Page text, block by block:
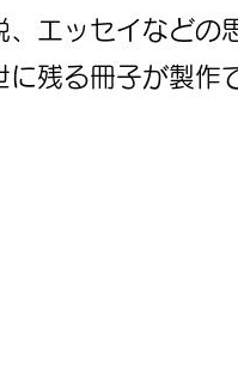
エッセイなどの
残る冊子が製作